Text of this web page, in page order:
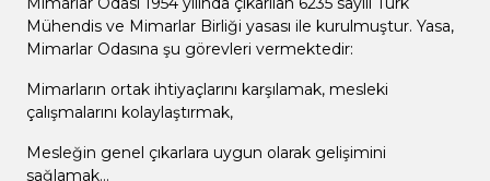
Mühendis ve Mimarlar Birliği yasası ile kurulmuştur. Yasa,
Mimarlar Odasına şu görevleri vermektedir:
Mimarların ortak ihtiyaçlarını karşılamak, mesleki
çalışmalarını kolaylaştırmak,
Mesleğin genel çıkarlara uygun olarak gelişimini
sağlamak...